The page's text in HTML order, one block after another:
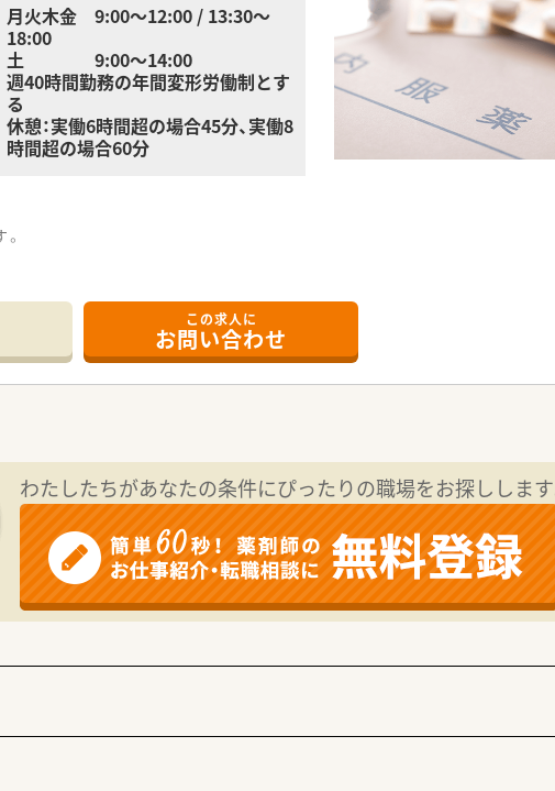
月火木金 9:00～12:00 / 13:30～
18:00
土 9:00～14:00
週40時間勤務の年間変形労働制とす
る
休憩：実働6時間超の場合45分、実働8
時間超の場合60分
業など、約50社もの企業から成り立っているグループ会社となります
意見交換が出来る組織運営を行っているのでトップダウンではな
事が可能です。
快く入ってくださる環境です。
ら手を挙げれば色んな仕事をする事が可能です。
薬剤師＋αの仕事を学ぶことができ、挑戦することも出来ます。
ざいますので、地域の薬剤師さんとして活躍できる環境もございま
会社の社長として活躍している方もいます）モチベーション･積極
、決まった曜日がお休みとなりますので、予定も立てやすいシフト
でにシステム申請することで、スムーズにお休みを取得することが
この求人に
お問い合わせ
わたしたちがあなたの条件にぴったりの職場をお探しします